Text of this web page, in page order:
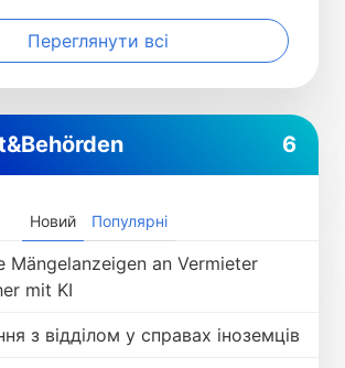
Переглянути всі
6
Новий Популярні
Mängelanzeigen an Vermieter
mit KI
з відділом у справах іноземців